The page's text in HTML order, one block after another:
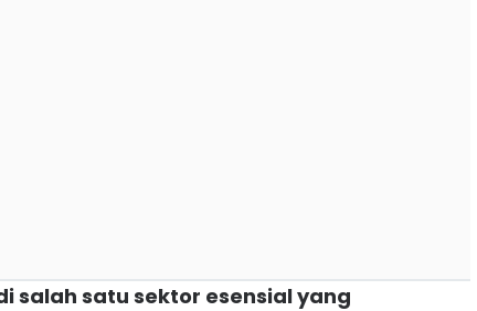
salah satu sektor esensial yang